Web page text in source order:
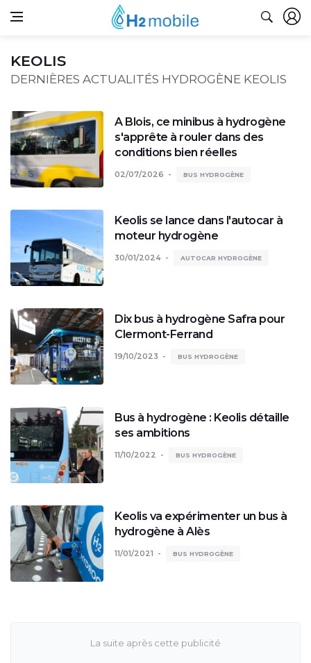
KEOLIS
DERNIÈRES ACTUALITÉS HYDROGÈNE KEOLIS
A Blois, ce minibus à hydrogène
s'apprête à rouler dans des
conditions bien réelles
02/07/2026 BUS HYDROGÈNE
Keolis se lance dans l'autocar à
moteur hydrogène
30/01/2024 AUTOCAR HYDROGÈNE
Dix bus à hydrogène Safra pour
Clermont-Ferrand
19/10/2023 BUS HYDROGÈNE
Bus à hydrogène : Keolis détaille
ses ambitions
11/10/2022 BUS HYDROGÈNE
Keolis va expérimenter un bus à
hydrogène à Alès
11/01/2021 BUS HYDROGÈNE